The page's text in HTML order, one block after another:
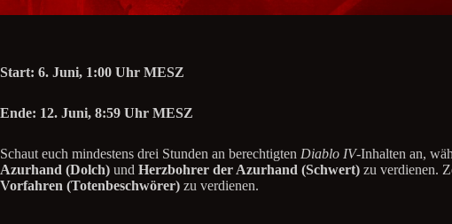
Start: 6. Juni, 1:00 Uhr MESZ
Ende: 12. Juni, 8:59 Uhr MESZ
Schaut euch mindestens drei Stunden an berechtigten Diablo IV-Inhalten an,
Azurhand (Dolch) und Herzbohrer der Azurhand (Schwert) zu verdienen.
Vorfahren (Totenbeschwörer) zu verdienen.